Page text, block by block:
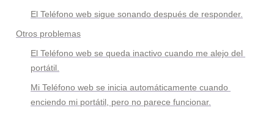
El Teléfono web sigue sonando después de responder.
Otros problemas
El Teléfono web se queda inactivo cuando me alejo del
portátil.
Mi Teléfono web se inicia automáticamente cuando
enciendo mi portátil, pero no parece funcionar.